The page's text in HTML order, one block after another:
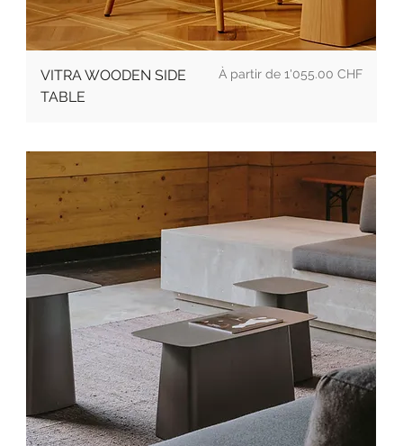
VITRA WOODEN SIDE
TABLE
À partir de 1'055.00 CHF
Prix promotionnel